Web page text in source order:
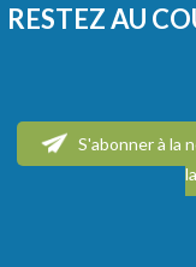
RESTEZ AU
S'abonner à la